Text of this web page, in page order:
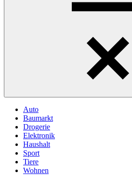
Auto
Baumarkt
Drogerie
Elektronik
Haushalt
Sport
Tiere
Wohnen